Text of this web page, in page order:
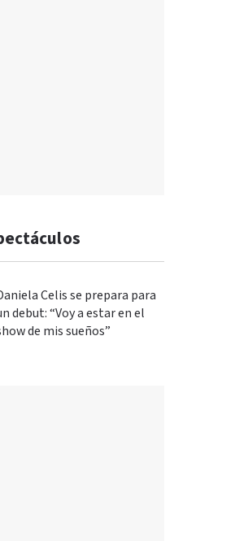
Celis se prepara para
debut: “Voy a estar en el
de mis sueños”